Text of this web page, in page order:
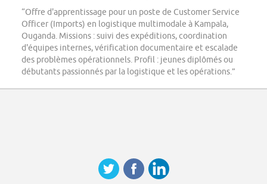
“Offre d'apprentissage pour un poste de Customer Service
Officer (Imports) en logistique multimodale à Kampala,
Ouganda. Missions : suivi des expéditions, coordination
d'équipes internes, vérification documentaire et escalade
des problèmes opérationnels. Profil : jeunes diplômés ou
débutants passionnés par la logistique et les opérations.”